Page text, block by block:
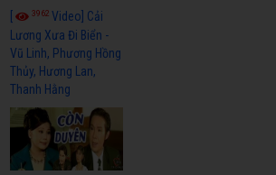
3962Video] Cải
Lương Xưa Đi Biển -
Vũ Linh, Phương Hồng
Thủy, Hương Lan,
Thanh Hằng